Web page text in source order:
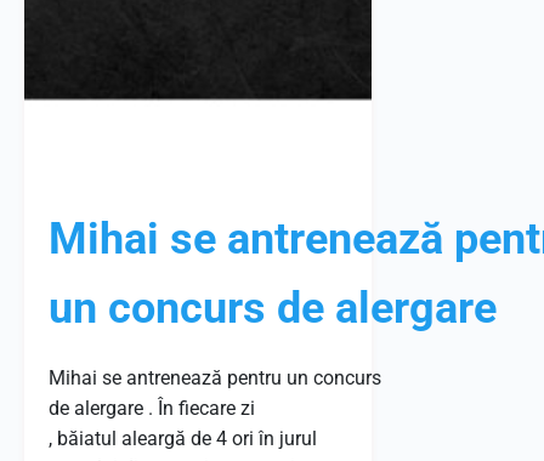
Mihai se antrenează
un concurs de alergare
Mihai se antrenează pentru un concurs
de alergare . În fiecare zi
, băiatul aleargă de 4 oriîn jurul